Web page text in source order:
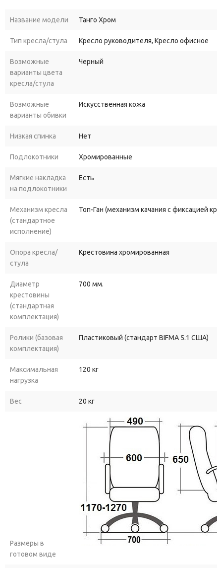
Название модели Танго Хром
Тип кресла/стула Кресло руководителя, Кресло офисное
Возможные
варианты цвета
кресла/стула
Черный
Возможные
варианты обивки
Искусственная кожа
Низкая спинка Нет
Подлокотники Хромированные
Мягкие накладка
на подлокотники
Есть
Механизм кресла
(стандартное
исполнение)
Топ-Ган (механизм качания с фиксацией
Опора кресла/
стула
Крестовина хромированная
Диаметр
крестовины
(стандартная
комплектация)
700 мм.
Ролики (базовая
комплектация)
Пластиковый (стандарт BIFMA 5.1 США)
Максимальная
нагрузка
120 кг
Вес 20 кг
Размеры в
готовом виде